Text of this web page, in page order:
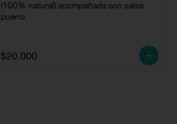
(100% natural) acompañada con salsa
puerro.
$20.000